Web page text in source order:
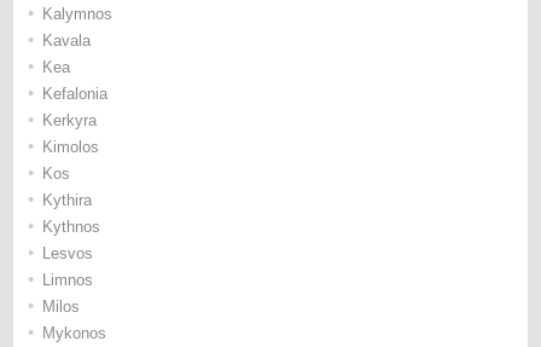
• Kalymnos
• Kavala
• Kea
• Kefalonia
• Kerkyra
• Kimolos
• Kos
• Kythira
• Kythnos
• Lesvos
• Limnos
• Milos
• Mykonos